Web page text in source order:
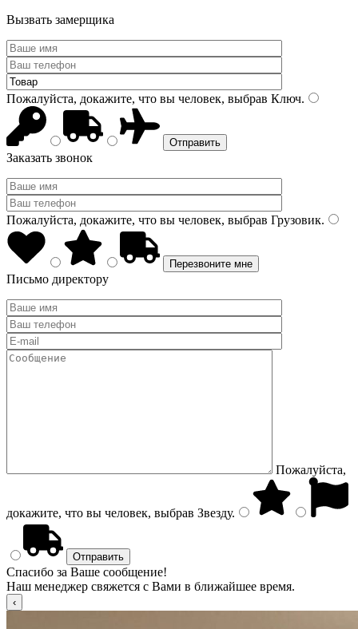
Вызвать замерщика
Пожалуйста, докажите, что вы человек, выбрав Ключ.
Заказать звонок
Пожалуйста, докажите, что вы человек, выбрав Грузовик.
Письмо директору
Пожалуйста,
докажите, что вы человек, выбрав Звезду.
Спасибо за Ваше сообщение!
Наш менеджер свяжется с Вами в ближайшее время.